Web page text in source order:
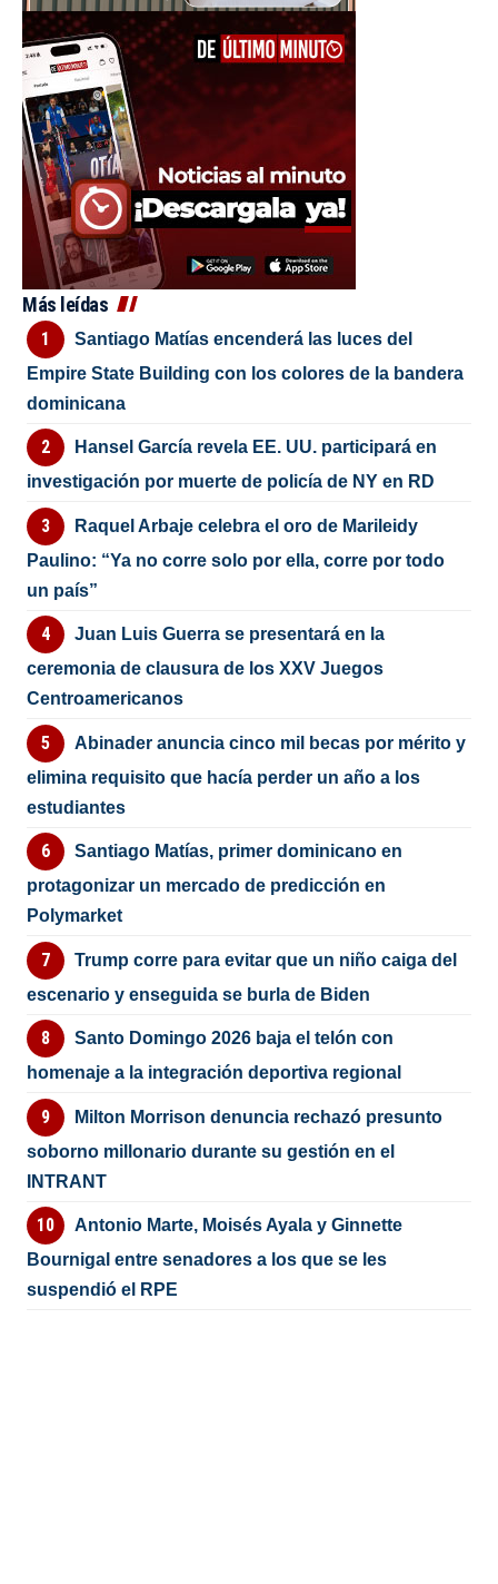
Más leídas
Santiago Matías encenderá las luces del
Empire State Building con los colores de la bandera
dominicana
Hansel García revela EE. UU. participará en
investigación por muerte de policía de NY en RD
Raquel Arbaje celebra el oro de Marileidy
Paulino: “Ya no corre solo por ella, corre por todo
un país”
Juan Luis Guerra se presentará en la
ceremonia de clausura de los XXV Juegos
Centroamericanos
Abinader anuncia cinco mil becas por mérito y
elimina requisito que hacía perder un año a los
estudiantes
Santiago Matías, primer dominicano en
protagonizar un mercado de predicción en
Polymarket
Trump corre para evitar que un niño caiga del
escenario y enseguida se burla de Biden
Santo Domingo 2026 baja el telón con
homenaje a la integración deportiva regional
Milton Morrison denuncia rechazó presunto
soborno millonario durante su gestión en el
INTRANT
Antonio Marte, Moisés Ayala y Ginnette
Bournigal entre senadores a los que se les
suspendió el RPE